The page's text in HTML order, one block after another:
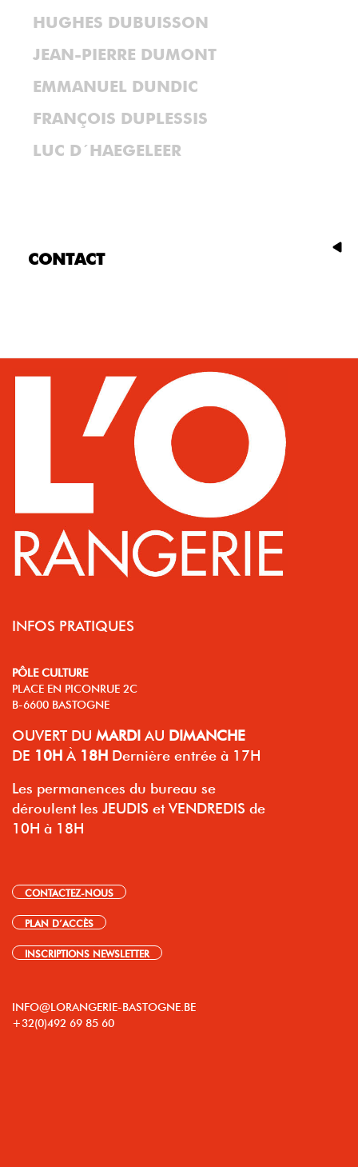
HUGHES DUBUISSON
JEAN-PIERRE DUMONT
EMMANUEL DUNDIC
FRANÇOIS DUPLESSIS
LUC D´HAEGELEER
CONTACT
INFOS PRATIQUES
PÔLE CULTURE
PLACE EN PICONRUE 2C
B-6600 BASTOGNE
OUVERT DU MARDI AU DIMANCHE
DE 10H À 18H Dernière entrée à 17H
Les permanences du bureau se
déroulent les JEUDIS et VENDREDIS de
10H à 18H
CONTACTEZ-NOUS
PLAN D’ACCÈS
INSCRIPTIONS NEWSLETTER
INFO@LORANGERIE-BASTOGNE.BE
+32(0)492 69 85 60